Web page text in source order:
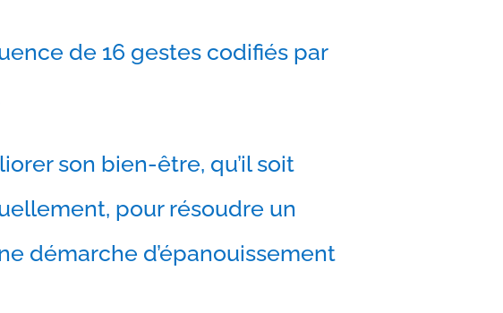
de 16 gestes codifiés par
son bien-­être, qu’il soit
pour résoudre un
démarche d’épanouissement